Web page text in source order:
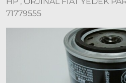
2006 –
2012
Modeller
71779555